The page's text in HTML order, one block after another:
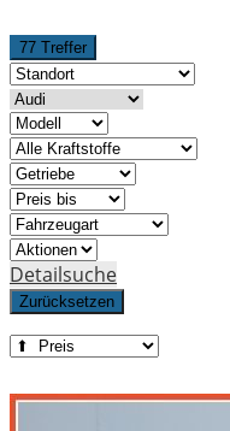
77 Treffer
Detailsuche
Zurücksetzen